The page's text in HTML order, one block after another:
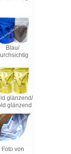
Blau/
glänzend/
glänzend
Foto von